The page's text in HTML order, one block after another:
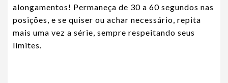
alongamentos! Permaneça de 30 a 60 segundos nas
posições, e se quiser ou achar necessário, repita
mais uma vez a série, sempre respeitando seus
limites.